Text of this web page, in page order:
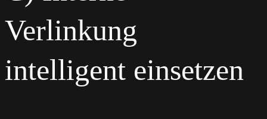
Verlinkung
intelligent einsetzen